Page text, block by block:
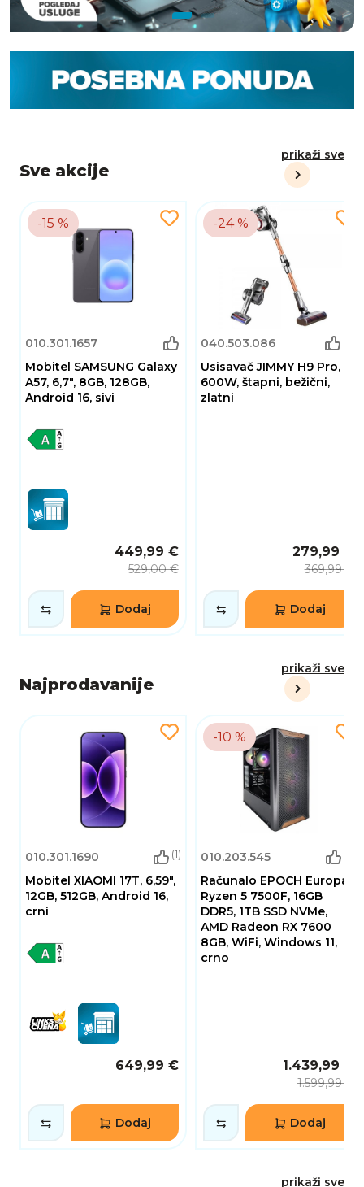
Sve akcije
prikaži sve
-15 %
010.301.1657
Mobitel SAMSUNG Galaxy
A57, 6,7", 8GB, 128GB,
Android 16, sivi
449,99 €
529,00 €
Dodaj
-24 %
040.503.086 (8)
Usisavač JIMMY H9 Pro,
600W, štapni, bežični,
zlatni
279,99 €
369,99 €
Dodaj
Najprodavanije
prikaži sve
010.301.1690 (1)
Mobitel XIAOMI 17T, 6,59",
12GB, 512GB, Android 16,
crni
649,99 €
Dodaj
-10 %
010.203.545
Računalo EPOCH Europa /
Ryzen 5 7500F, 16GB
DDR5, 1TB SSD NVMe,
AMD Radeon RX 7600
8GB, WiFi, Windows 11,
crno
1.439,99 €
1.599,99 €
Dodaj
prikaži sve